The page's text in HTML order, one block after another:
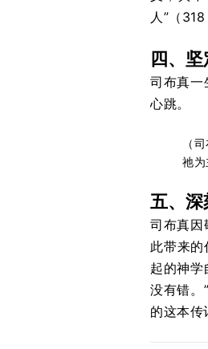
人”（318
四、
司布真一
心跳。
（
祂为
五、深
司布真因
此带来
起的神学
没有错。
的这本传